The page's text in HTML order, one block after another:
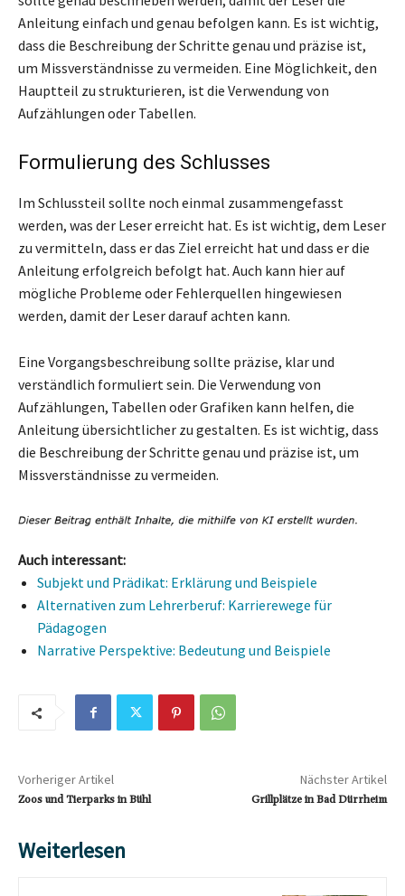
Anleitung einfach und genau befolgen kann. Es ist wichtig,
dass die Beschreibung der Schritte genau und präzise ist,
um Missverständnisse zu vermeiden. Eine Möglichkeit, den
Hauptteil zu strukturieren, ist die Verwendung von
Aufzählungen oder Tabellen.
Formulierung des Schlusses
Im Schlussteil sollte noch einmal zusammengefasst
werden, was der Leser erreicht hat. Es ist wichtig, dem Leser
zu vermitteln, dass er das Ziel erreicht hat und dass er die
Anleitung erfolgreich befolgt hat. Auch kann hier auf
mögliche Probleme oder Fehlerquellen hingewiesen
werden, damit der Leser darauf achten kann.
Eine Vorgangsbeschreibung sollte präzise, klar und
verständlich formuliert sein. Die Verwendung von
Aufzählungen, Tabellen oder Grafiken kann helfen, die
Anleitung übersichtlicher zu gestalten. Es ist wichtig, dass
die Beschreibung der Schritte genau und präzise ist, um
Missverständnisse zu vermeiden.
Auch interessant:
Subjekt und Prädikat: Erklärung und Beispiele
Alternativen zum Lehrerberuf: Karrierewege für
Pädagogen
Narrative Perspektive: Bedeutung und Beispiele
Vorheriger Artikel
Zoos und Tierparks in Bühl
Nächster Artikel
Grillplätze in Bad Dürrheim
Weiterlesen